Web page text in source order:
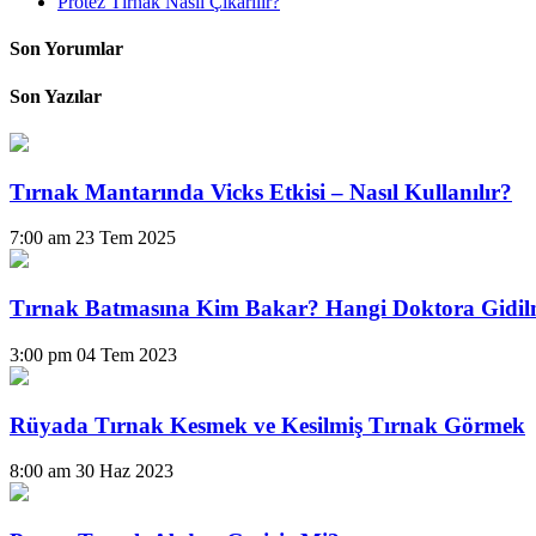
Son Yorumlar
Son Yazılar
Tırnak Mantarında Vicks Etkisi – Nasıl Kullanılır?
7:00 am 23 Tem 2025
Tırnak Batmasına Kim Bakar? Hangi Doktora
3:00 pm 04 Tem 2023
Rüyada Tırnak Kesmek ve Kesilmiş Tırnak Görmek
8:00 am 30 Haz 2023